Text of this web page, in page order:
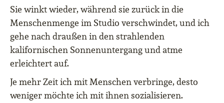
Sie winkt wieder, während sie zurück in die
Menschenmenge im Studio verschwindet, und ich
gehe nach draußen in den strahlenden
kalifornischen Sonnenuntergang und atme
erleichtert auf.
Je mehr Zeit ich mit Menschen verbringe, desto
weniger möchte ich mit ihnen sozialisieren.